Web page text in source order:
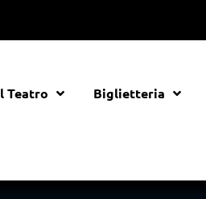
Teatro Biglietteria